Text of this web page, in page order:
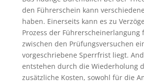
den Führerschein kann
haben. Einerseits kann es zu
Prozess der Führerscheinerlangung
zwischen den Prüfungsversuchen
vorgeschriebene Sperrfrist liegt.
entstehen durch die Wiederholung
zusätzliche Kosten, sowohl für die